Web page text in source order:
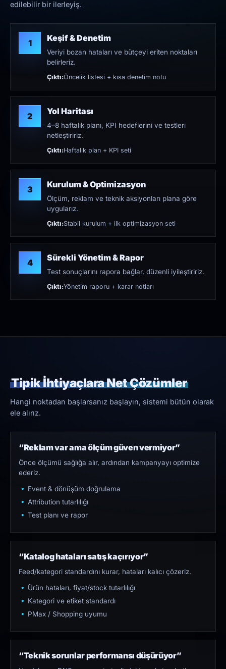
edilebilir bir ilerleyiş.
1 Keşif & Denetim
Veriyi bozan hataları ve bütçeyi eriten noktaları
belirleriz.
Çıktı:Öncelik listesi + kısa denetim notu
2 Yol Haritası
4–8 haftalık planı, KPI hedeflerini ve testleri
netleştiririz.
Çıktı:Haftalık plan + KPI seti
3 Kurulum & Optimizasyon
Ölçüm, reklam ve teknik aksiyonları plana göre
uygularız.
Çıktı:Stabil kurulum + ilk optimizasyon seti
4 Sürekli Yönetim & Rapor
Test sonuçlarını rapora bağlar, düzenli iyileştiririz.
Çıktı:Yönetim raporu + karar notları
Tipik İhtiyaçlara Net Çözümler
Hangi noktadan başlarsanız başlayın, sistemi bütün olarak
ele alırız.
“Reklam var ama ölçüm güven vermiyor”
Önce ölçümü sağlığa alır, ardından kampanyayı optimize
ederiz.
Event & dönüşüm doğrulama
Attribution tutarlılığı
Test planı ve rapor
“Katalog hataları satış kaçırıyor”
Feed/kategori standardını kurar, hataları kalıcı çözeriz.
Ürün hataları, fiyat/stock tutarlılığı
Kategori ve etiket standardı
PMax / Shopping uyumu
“Teknik sorunlar performansı düşürüyor”